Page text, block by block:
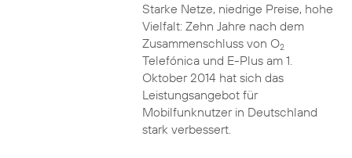
Starke Netze, niedrige Preise, hohe
Vielfalt: Zehn Jahre nach dem
Zusammenschluss von O2
Telefónica und E-Plus am 1.
Oktober 2014 hat sich das
Leistungsangebot für
Mobilfunknutzer in Deutschland
stark verbessert.